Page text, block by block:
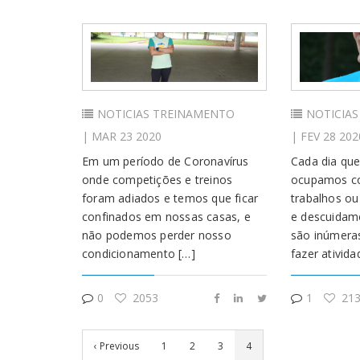
NOTICIAS TREINAMENTO
| MAR 23 2020
Em um período de Coronavírus
onde competições e treinos
foram adiados e temos que ficar
confinados em nossas casas, e
não podemos perder nosso
condicionamento […]
0 2053
NOTICIAS
| FEV 28
Cada dia
ocupamos
trabalhos
e
são
fazer
1
‹ Previous 1 2 3 4